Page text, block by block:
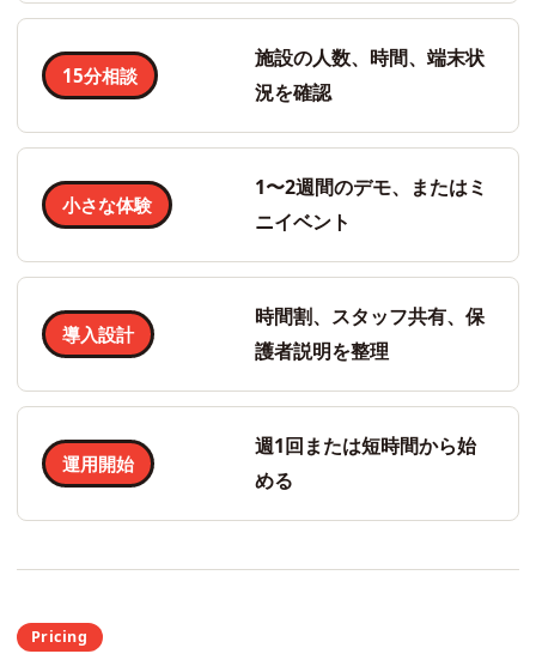
15分相談
施設の人数、時間、端末状
況を確認
小さな体験
1〜2週間のデモ、またはミ
ニイベント
導入設計
時間割、スタッフ共有、保
護者説明を整理
運用開始
週1回または短時間から始
める
Pricing